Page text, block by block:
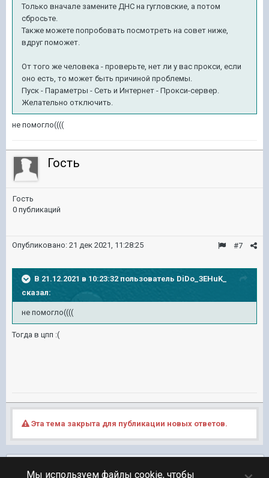
Только вначале замените ДНС на гугловские, а потом
сбросьте.
Также можете попробовать посмотреть на совет ниже,
вдруг поможет.
От того же человека - проверьте, нет ли у вас прокси, если
оно есть, то может быть причиной проблемы.
Пуск - Параметры - Сеть и Интернет - Прокси-сервер.
Желательно отключить.
не помогло((((
Гость
Гость
0 публикаций
#7
Опубликовано: 21 дек 2021, 11:28:25
В 21.12.2021 в 10:23:32 пользователь DiDo_3EHuK_
сказал:
не помогло((((
Тогда в цпп :(
Эта тема закрыта для публикации новых ответов.
Мы используем файлы cookie, чтобы